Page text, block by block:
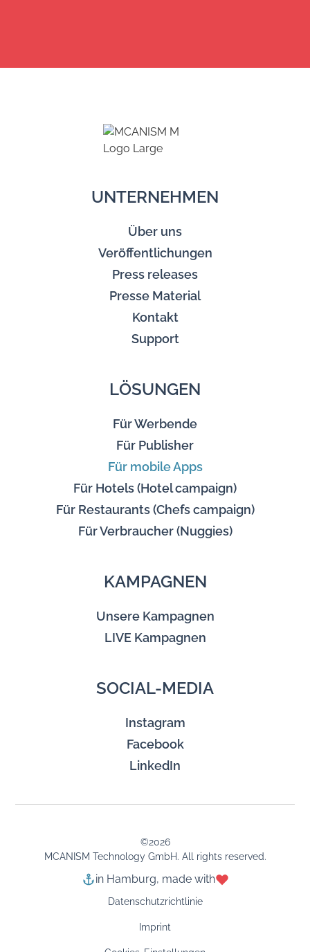
UNTERNEHMEN
Über uns
Veröffentlichungen
Press releases
Presse Material
Kontakt
Support
LÖSUNGEN
Für Werbende
Für Publisher
Für mobile Apps
Für Hotels (Hotel campaign)
Für Restaurants (Chefs campaign)
Für Verbraucher (Nuggies)
KAMPAGNEN
Unsere Kampagnen
LIVE Kampagnen
SOCIAL-MEDIA
Instagram
Facebook
LinkedIn
©2026
MCANISM Technology GmbH. All rights reserved.
in Hamburg, made with
Datenschutzrichtlinie
Imprint